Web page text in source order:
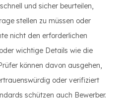
und sicher beurteilen,
stellen zu müssen oder
nicht den erforderlichen
wichtige Details wie die
können davon ausgehen,
oder verifiziert
schützen auch Bewerber.